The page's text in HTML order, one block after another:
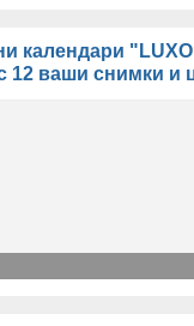
календари
12 ваши снимки и